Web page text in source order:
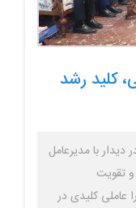
کلید رشد
دیدار با مدیرعامل
تقویت
عاملی کلیدی در